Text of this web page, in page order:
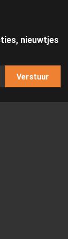
nieuwtjes
Verstuur